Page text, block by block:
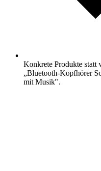
Konkrete Produkte statt
„Bluetooth-Kopfhörer
mit Musik".